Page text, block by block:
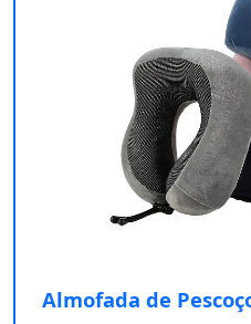
Almofada de